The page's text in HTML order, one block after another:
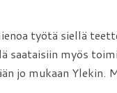
työtä siellä
saataisiin myös
jo mukaan Ylekin.